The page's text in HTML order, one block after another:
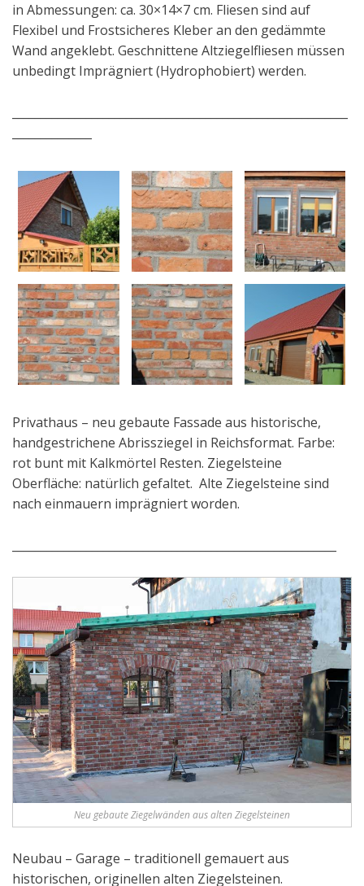
in Abmessungen: ca. 30×14×7 cm. Fliesen sind auf
Flexibel und Frostsicheres Kleber an den gedämmte
Wand angeklebt. Geschnittene Altziegelfliesen müssen
unbedingt Imprägniert (Hydrophobiert) werden.
Privathaus – neu gebaute Fassade aus historische,
handgestrichene Abrissziegel in Reichsformat. Farbe:
rot bunt mit Kalkmörtel Resten. Ziegelsteine
Oberfläche: natürlich gefaltet. Alte Ziegelsteine sind
nach einmauern imprägniert worden.
Neu gebaute Ziegelwänden aus alten Ziegelsteinen
Neubau – Garage – traditionell gemauert aus
historischen, originellen alten Ziegelsteinen.